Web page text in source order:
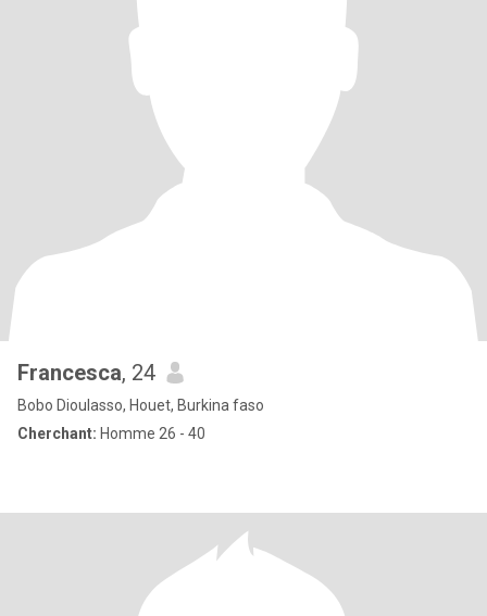
Francesca, 24
Bobo Dioulasso, Houet, Burkina faso
Cherchant: Homme 26 - 40